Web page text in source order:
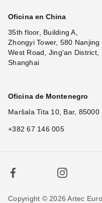
Oficina en China
35th floor, Building A,
Zhongyi Tower, 580 Nanjing
West Road, Jing'an District,
Shanghai
Oficina de Montenegro
Maršala Tita 10, Bar, 85000
+382 67 146 005
Copyright © 2026 Artec